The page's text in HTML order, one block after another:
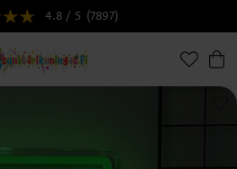
4.8 / 5 (7897)